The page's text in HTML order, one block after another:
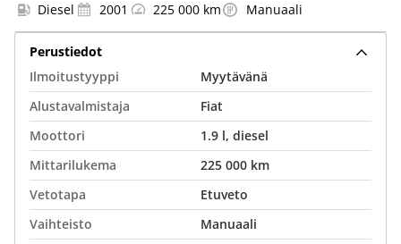
Diesel 2001 225 000 km Manuaali
Perustiedot
Ilmoitustyyppi
Myytävänä
Alustavalmistaja
Fiat
Moottori
1.9 l, diesel
Mittarilukema
225 000 km
Vetotapa
Etuveto
Vaihteisto
Manuaali